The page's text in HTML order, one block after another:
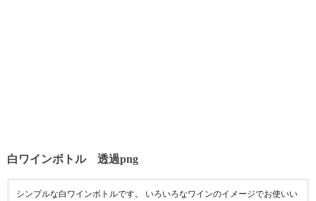
白ワインボトル 透過png
シンプルな白ワインボトルです。 いろいろなワインのイメージでお使いい